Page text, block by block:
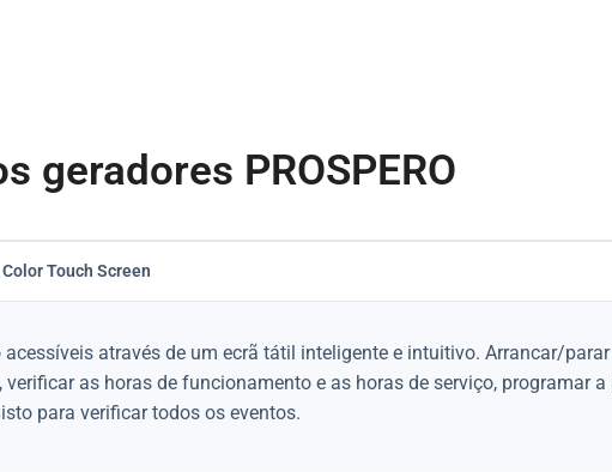
geradores PROSPERO
Touch Screen
através de um ecrã tátil inteligente e intuitivo. Arrancar/
verificar as horas de funcionamento e as horas de serviço, programar
para verificar todos os eventos.